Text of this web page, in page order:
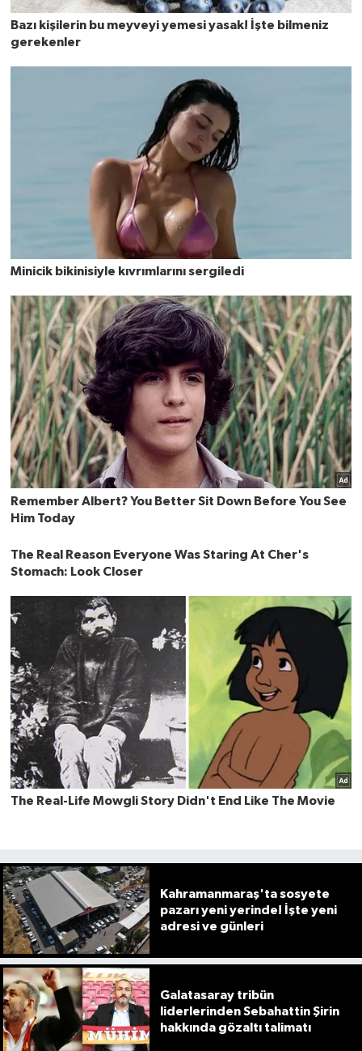
Kahramanmaraş'ta sosyete
pazarı yeni yerinde! İşte yeni
adresi ve günleri
Galatasaray tribün
liderlerinden Sebahattin Şirin
hakkında gözaltı talimatı